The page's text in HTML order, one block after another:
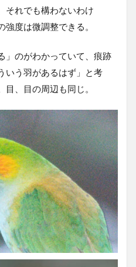
それでも構わないわけ
度は微調整できる。
」のがわかっていて、痕跡
いう羽があるはず」と考
、目の周辺も同じ。